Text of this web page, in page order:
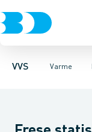
VVS Varme
Rør & fittings
Radiatorer
Temperatur